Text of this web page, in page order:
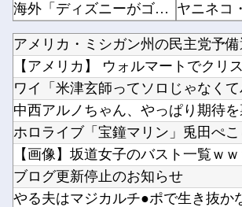
海外「ディズニーがゴミのようだ！」日本がアニメ化した米人気SF作品に絶賛の声が殺到中
【朗報】 任天堂、microSD Expressを普及させてしまう…
10代美少女の ”初めての女性器脱毛” 動画、エ□すぎて1000万再生される・・・
【悲報】 国土交通省さん気が狂ってしまうｗｗｗｗｗｗ
Powered by livedoor 相互RSS
ブログ更新停止のお知らせ